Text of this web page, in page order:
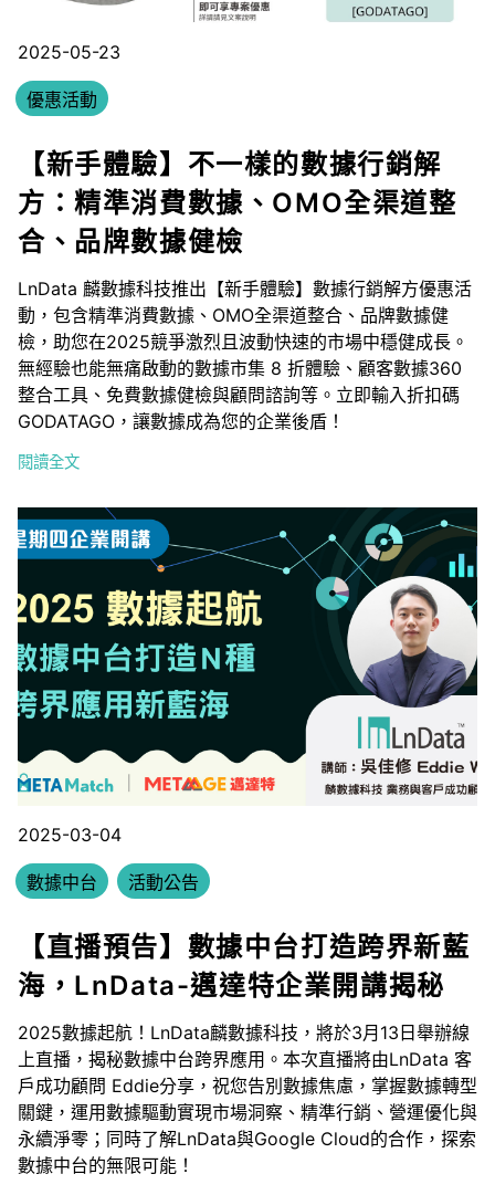
2025-05-23
優惠活動
【新手體驗】不一樣的數據行銷解
方：精準消費數據、OMO全渠道整
合、品牌數據健檢
LnData 麟數據科技推出【新手體驗】數據行銷解方優惠活
動，包含精準消費數據、OMO全渠道整合、品牌數據健
檢，助您在2025競爭激烈且波動快速的市場中穩健成長。
無經驗也能無痛啟動的數據市集 8 折體驗、顧客數據360
整合工具、免費數據健檢與顧問諮詢等。立即輸入折扣碼
GODATAGO，讓數據成為您的企業後盾！
閱讀全文
2025-03-04
數據中台 活動公告
【直播預告】數據中台打造跨界新藍
海，LnData-邁達特企業開講揭秘
2025數據起航！LnData麟數據科技，將於3月13日舉辦線
上直播，揭秘數據中台跨界應用。本次直播將由LnData 客
戶成功顧問 Eddie分享，祝您告別數據焦慮，掌握數據轉型
關鍵，運用數據驅動實現市場洞察、精準行銷、營運優化與
永續淨零；同時了解LnData與Google Cloud的合作，探索
數據中台的無限可能！